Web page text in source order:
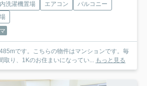
洗濯機置場 エアコン
バルコニー
です。こちらの物件はマンションです。毎
取り、1Kのお住まいになってい... もっと見る